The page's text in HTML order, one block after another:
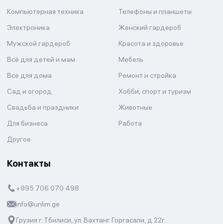
Компьютерная техника
Телефоны и планшеты
Электроника
Женский гардероб
Мужской гардероб
Красота и здоровье
Всё для детей и мам
Мебель
Все для дома
Ремонт и стройка
Сад и огород
Хобби, спорт и туризм
Свадьба и праздники
Животные
Для бизнеса
Работа
Другое
Контакты
+995 706 070 498
info@unlim.ge
Грузия г. Тбилиси, ул. Вахтанг Горгасали, д.22г.